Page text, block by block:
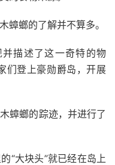
蟑螂的了解并不算多。
描述了这一奇特的物
们登上豪勋爵岛，开展
蟑螂的踪迹，并进行了
“大块头”就已经在岛上